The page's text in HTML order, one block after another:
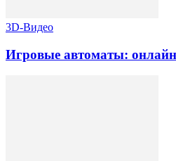
3D-Видео
Игровые автоматы: